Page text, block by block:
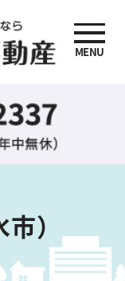
買
』
MENU
）